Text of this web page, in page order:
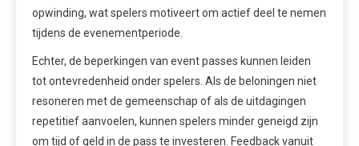
opwinding, wat spelers motiveert om actief deel te nemen
tijdens de evenementperiode.
Echter, de beperkingen van event passes kunnen leiden
tot ontevredenheid onder spelers. Als de beloningen niet
resoneren met de gemeenschap of als de uitdagingen
repetitief aanvoelen, kunnen spelers minder geneigd zijn
om tijd of geld in de pass te investeren. Feedback vanuit